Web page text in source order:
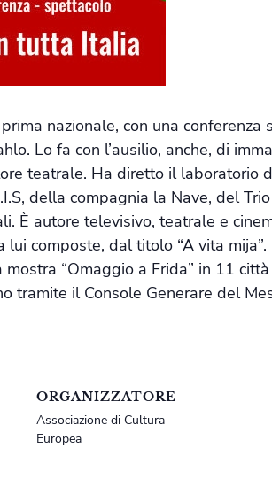
nazionale, con una conferenza
Lo fa con l’ausilio, anche, di
teatrale. Ha diretto il laboratorio
della compagnia la Nave, del
È autore televisivo, teatrale e
composte, dal titolo “A vita
“Omaggio a Frida” in 11
tramite il Console Generare del
ORGANIZZATORE
Associazione di Cultura
Europea